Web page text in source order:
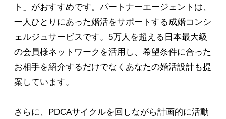
ト」がおすすめです。パートナーエージェントは、
一人ひとりにあった婚活をサポートする成婚コンシ
ェルジュサービスです。5万人を超える日本最大級
の会員様ネットワークを活用し、希望条件に合った
お相手を紹介するだけでなくあなたの婚活設計も提
案しています。
さらに、PDCAサイクルを回しながら計画的に活動